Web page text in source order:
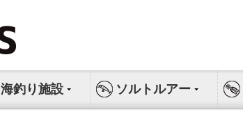
海釣り施設 ソルトルアー